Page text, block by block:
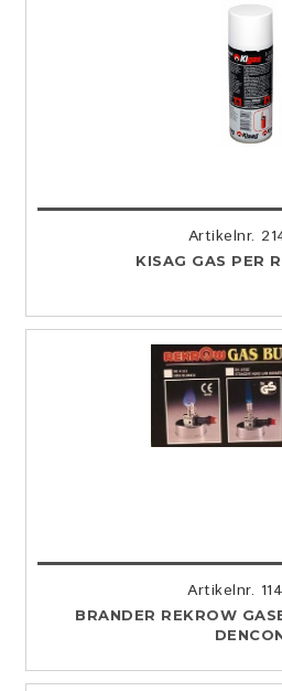
Artikelnr.
KISAG GAS PER
Artikelnr.
BRANDER REKROW